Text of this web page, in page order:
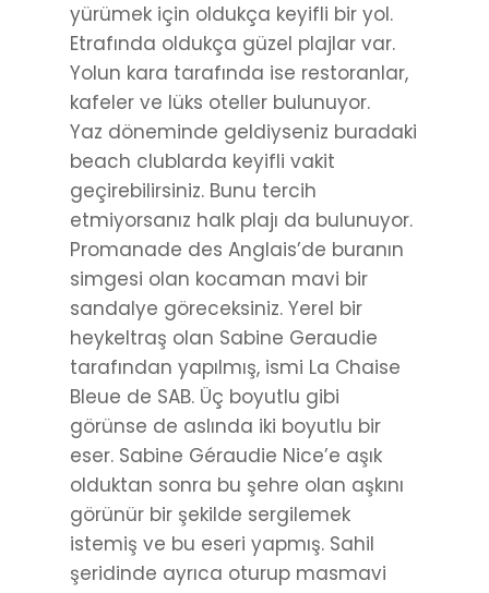
yürümek için oldukça keyifli bir yol.
Etrafında oldukça güzel plajlar var.
Yolun kara tarafında ise restoranlar,
kafeler ve lüks oteller bulunuyor.
Yaz döneminde geldiyseniz buradaki
beach clublarda keyifli vakit
geçirebilirsiniz. Bunu tercih
etmiyorsanız halk plajı da bulunuyor.
Promanade des Anglais’de buranın
simgesi olan kocaman mavi bir
sandalye göreceksiniz. Yerel bir
heykeltraş olan Sabine Geraudie
tarafından yapılmış, ismi La Chaise
Bleue de SAB. Üç boyutlu gibi
görünse de aslında iki boyutlu bir
eser. Sabine Géraudie Nice’e aşık
olduktan sonra bu şehre olan aşkını
görünür bir şekilde sergilemek
istemiş ve bu eseri yapmış. Sahil
şeridinde ayrıca oturup masmavi